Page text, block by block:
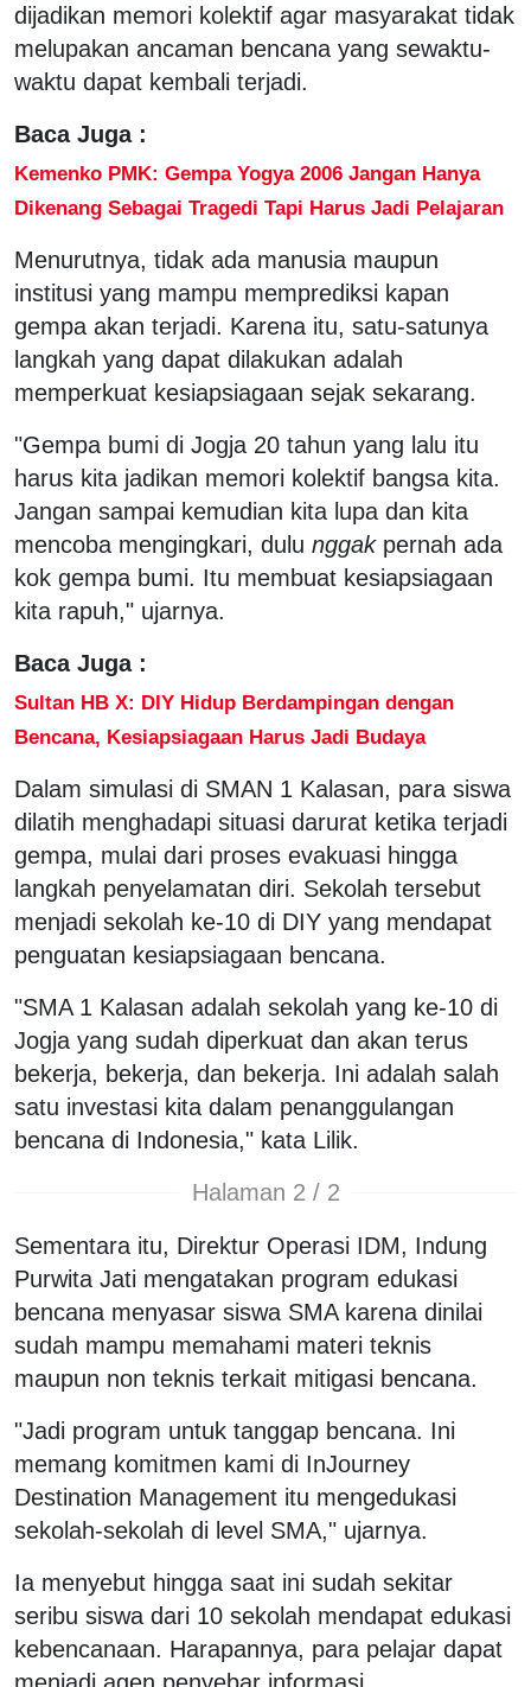
dijadikan memori kolektif agar masyarakat tidak
melupakan ancaman bencana yang sewaktu-
waktu dapat kembali terjadi.
Baca Juga :
Kemenko PMK: Gempa Yogya 2006 Jangan Hanya
Dikenang Sebagai Tragedi Tapi Harus Jadi Pelajaran
Menurutnya, tidak ada manusia maupun
institusi yang mampu memprediksi kapan
gempa akan terjadi. Karena itu, satu-satunya
langkah yang dapat dilakukan adalah
memperkuat kesiapsiagaan sejak sekarang.
"Gempa bumi di Jogja 20 tahun yang lalu itu
harus kita jadikan memori kolektif bangsa kita.
Jangan sampai kemudian kita lupa dan kita
mencoba mengingkari, dulu nggakpernah ada
kok gempa bumi. Itu membuat kesiapsiagaan
kita rapuh," ujarnya.
Baca Juga :
Sultan HB X: DIY Hidup Berdampingan dengan
Bencana, Kesiapsiagaan Harus Jadi Budaya
Dalam simulasi di SMAN 1 Kalasan, para siswa
dilatih menghadapi situasi darurat ketika terjadi
gempa, mulai dari proses evakuasi hingga
langkah penyelamatan diri. Sekolah tersebut
menjadi sekolah ke-10 di DIY yang mendapat
penguatan kesiapsiagaan bencana.
"SMA 1 Kalasan adalah sekolah yang ke-10 di
Jogja yang sudah diperkuat dan akan terus
bekerja, bekerja, dan bekerja. Ini adalah salah
satu investasi kita dalam penanggulangan
bencana di Indonesia," kata Lilik.
Halaman 2 / 2
Sementara itu, Direktur Operasi IDM, Indung
Purwita Jati mengatakan program edukasi
bencana menyasar siswa SMA karena dinilai
sudah mampu memahami materi teknis
maupun non teknis terkait mitigasi bencana.
"Jadi program untuk tanggap bencana. Ini
memang komitmen kami di InJourney
Destination Management itu mengedukasi
sekolah-sekolah di level SMA," ujarnya.
Ia menyebut hingga saat ini sudah sekitar
seribu siswa dari 10 sekolah mendapat edukasi
kebencanaan. Harapannya, para pelajar dapat